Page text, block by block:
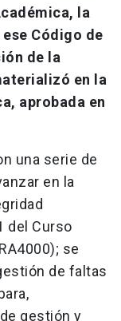
la
Código de
de la
en la
aprobada en
una serie de
en la
del Curso
se
de faltas
gestión y